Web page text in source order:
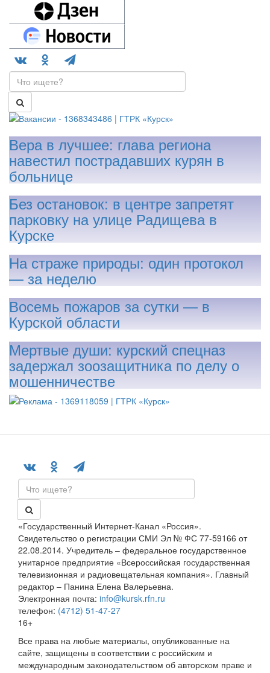
Вера в лучшее: глава региона
навестил пострадавших курян в
больнице
Без остановок: в центре запретят
парковку на улице Радищева в
Курске
На страже природы: один протокол
— за неделю
Восемь пожаров за сутки — в
Курской области
Мертвые души: курский спецназ
задержал зоозащитника по делу о
мошенничестве
«Государственный Интернет-Канал «Россия».
Свидетельство о регистрации СМИ Эл № ФС 77-59166 от
22.08.2014. Учредитель – федеральное государственное
унитарное предприятие «Всероссийская государственная
телевизионная и радиовещательная компания». Главный
редактор – Панина Елена Валерьевна.
Электронная почта: info@kursk.rfn.ru
телефон: (4712) 51-47-27
16+
Все права на любые материалы, опубликованные на
сайте, защищены в соответствии с российским и
международным законодательством об авторском праве и